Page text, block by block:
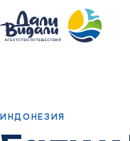
контенту
ИНДОНЕЗИЯ